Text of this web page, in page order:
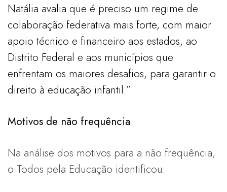
Natália avalia que é preciso um regime de
colaboração federativa mais forte, com maior
apoio técnico e financeiro aos estados, ao
Distrito Federal e aos municípios que
enfrentam os maiores desafios, para garantir o
direito à educação infantil.”
Motivos de não frequência
Na análise dos motivos para a não frequência,
o Todos pela Educação identificou: